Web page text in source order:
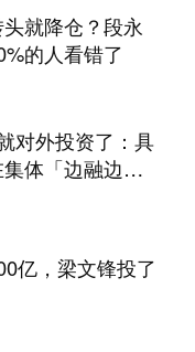
就降仓？段永
的人看错了
对外投资了：具
体「边融边
亿，梁文锋投了